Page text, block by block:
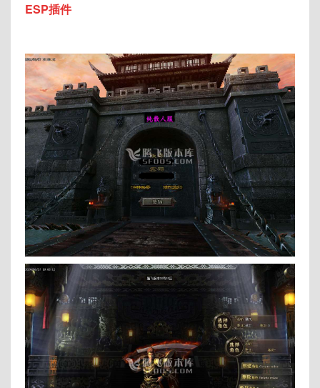
ESP插件